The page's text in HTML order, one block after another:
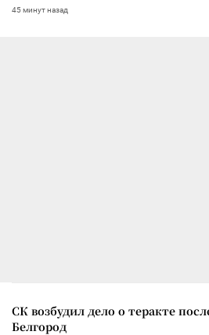
45 минут назад
СК возбудил дело о теракте
Белгород